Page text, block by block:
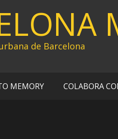
de Barcelona
MEMORY COLABORA